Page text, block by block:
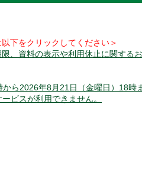
下をクリックしてください＞
、資料の表示や利用休止に関する
から2026年8月21日（金曜日）18時
ビスが利用できません。